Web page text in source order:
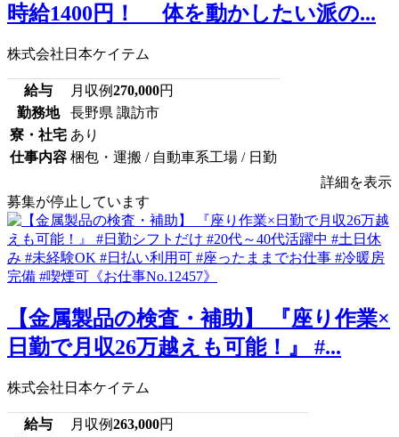
時給1400円！ 体を動かしたい派の...
株式会社日本ケイテム
給与 月収例270,000円
勤務地
長野県 諏訪市
寮・社宅 あり
仕事内容 梱包・運搬 / 自動車系工場 / 日勤
詳細を表示
募集が停止しています
【金属製品の検査・補助】 『座り作業×
日勤で月収26万越えも可能！』 #...
株式会社日本ケイテム
給与 月収例263,000円